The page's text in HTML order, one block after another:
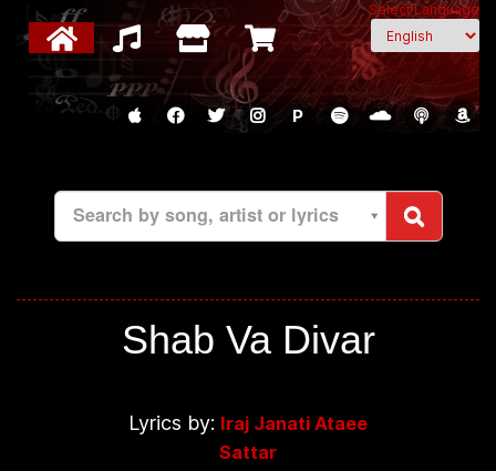
Select Language
P
Search by song, artist or lyrics
Shab Va Divar
Lyrics by: Iraj Janati Ataee
Sattar